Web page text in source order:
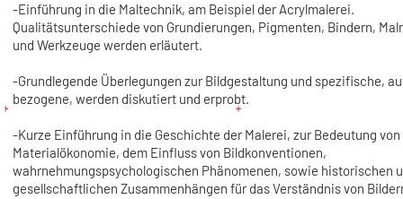
-Einführung in die Maltechnik, am Beispiel der Acrylmalerei.
Qualitätsunterschiede von Grundierungen, Pigmenten, Bindern,
und Werkzeuge werden erläutert.
-Grundlegende Überlegungen zur Bildgestaltung und spezifische,
bezogene, werden diskutiert und erprobt.
-Kurze Einführung in die Geschichte der Malerei, zur Bedeutung von
Materialökonomie, dem Einfluss von Bildkonventionen,
wahrnehmungspsychologischen Phänomenen, sowie historischen
gesellschaftlichen Zusammenhängen für das Verständnis von